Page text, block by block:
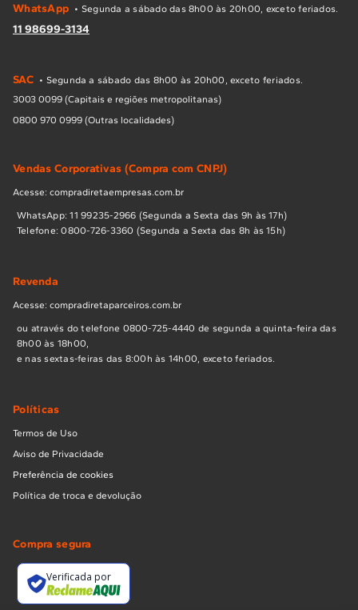
WhatsApp • Segunda a sábado das 8h00 às 20h00, exceto feriados.
11 98699-3134
SAC • Segunda a sábado das 8h00 às 20h00, exceto feriados.
3003 0099 (Capitais e regiões metropolitanas)
0800 970 0999 (Outras localidades)
Vendas Corporativas (Compra com CNPJ)
Acesse: compradiretaempresas.com.br
WhatsApp: 11 99235-2966 (Segunda a Sexta das 9h às 17h)
Telefone: 0800-726-3360 (Segunda a Sexta das 8h às 15h)
Revenda
Acesse: compradiretaparceiros.com.br
ou através do telefone 0800-725-4440 de segunda a quinta-feira das
8h00 às 18h00,
e nas sextas-feiras das 8:00h às 14h00, exceto feriados.
Políticas
Termos de Uso
Aviso de Privacidade
Preferência de cookies
Política de troca e devolução
Compra segura
Verificada por